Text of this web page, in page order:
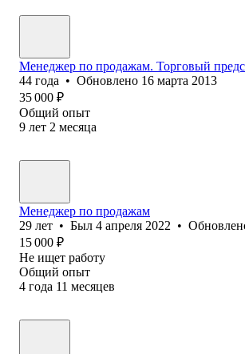
Менеджер по продажам. Торговый
44 года • Обновлено 16 марта 2013
35 000 ₽
Общий опыт
9 лет 2 месяца
Менеджер по продажам
29 лет • Был 4 апреля 2022 •
15 000 ₽
Не ищет работу
Общий опыт
4 года 11 месяцев